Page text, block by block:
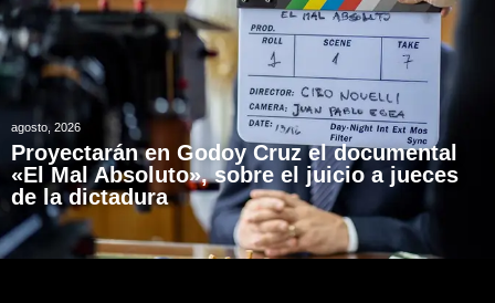
agosto, 2026
Proyectarán en Godoy Cruz el documental
«El Mal Absoluto», sobre el juicio a jueces
de la dictadura